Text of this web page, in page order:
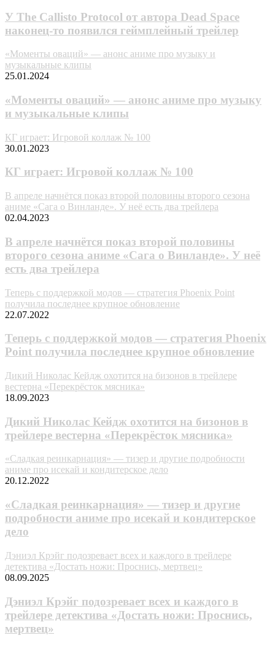
У The Callisto Protocol от автора Dead Space
наконец-то появился геймплейный трейлер
«Моменты оваций» — анонс аниме про музыку и
музыкальные клипы
25.01.2024
«Моменты оваций» — анонс аниме про музыку
и музыкальные клипы
КГ играет: Игровой коллаж № 100
30.01.2023
КГ играет: Игровой коллаж № 100
В апреле начнётся показ второй половины второго сезона
аниме «Сага о Винланде». У неё есть два трейлера
02.04.2023
В апреле начнётся показ второй половины
второго сезона аниме «Сага о Винланде». У неё
есть два трейлера
Теперь с поддержкой модов — стратегия Phoenix Point
получила последнее крупное обновление
22.07.2022
Теперь с поддержкой модов — стратегия Phoenix
Point получила последнее крупное обновление
Дикий Николас Кейдж охотится на бизонов в трейлере
вестерна «Перекрёсток мясника»
18.09.2023
Дикий Николас Кейдж охотится на бизонов в
трейлере вестерна «Перекрёсток мясника»
«Сладкая реинкарнация» — тизер и другие подробности
аниме про исекай и кондитерское дело
20.12.2022
«Сладкая реинкарнация» — тизер и другие
подробности аниме про исекай и кондитерское
дело
Дэниэл Крэйг подозревает всех и каждого в трейлере
детектива «Достать ножи: Проснись, мертвец»
08.09.2025
Дэниэл Крэйг подозревает всех и каждого в
трейлере детектива «Достать ножи: Проснись,
мертвец»